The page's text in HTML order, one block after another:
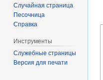
Случайная страница
Песочница
Справка
Инструменты
Служебные страницы
Версия для печати